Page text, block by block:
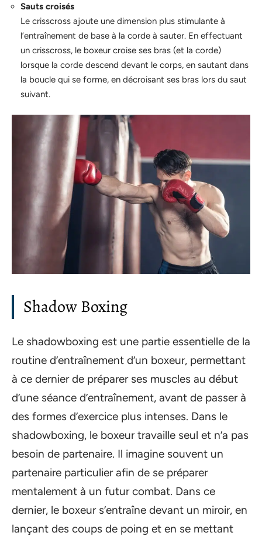
Sauts croisés
Le crisscross ajoute une dimension plus stimulante à
l’entraînement de base à la corde à sauter. En effectuant
un crisscross, le boxeur croise ses bras (et la corde)
lorsque la corde descend devant le corps, en sautant dans
la boucle qui se forme, en décroisant ses bras lors du saut
suivant.
Shadow Boxing
Le shadowboxing est une partie essentielle de la
routine d’entraînement d’un boxeur, permettant
à ce dernier de préparer ses muscles au début
d’une séance d’entraînement, avant de passer à
des formes d’exercice plus intenses. Dans le
shadowboxing, le boxeur travaille seul et n’a pas
besoin de partenaire. Il imagine souvent un
partenaire particulier afin de se préparer
mentalement à un futur combat. Dans ce
dernier, le boxeur s’entraîne devant un miroir, en
lançant des coups de poing et en se mettant